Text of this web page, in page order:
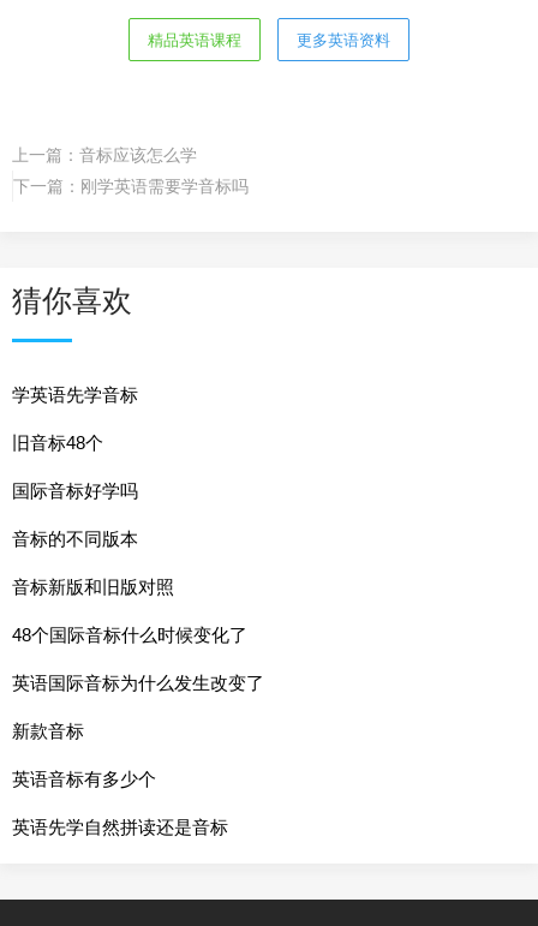
精品英语课程 更多英语资料
上一篇： 音标应该怎么学
下一篇： 刚学英语需要学音标吗
猜你喜欢
学英语先学音标
旧音标48个
国际音标好学吗
音标的不同版本
音标新版和旧版对照
48个国际音标什么时候变化了
英语国际音标为什么发生改变了
新款音标
英语音标有多少个
英语先学自然拼读还是音标